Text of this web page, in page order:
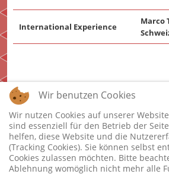
International Experience
Marco
Impressum
Stipendien
Wir benutzen Cookies
Wir nutzen Cookies auf unserer
sind essenziell für den Betrieb der
helfen, diese Website und die
(Tracking Cookies). Sie können selbst
Cookies zulassen möchten. Bitte
Ablehnung womöglich nicht mehr alle